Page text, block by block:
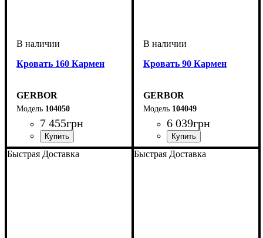
Кровать 160 Кармен
GERBOR
104050
7 455грн
Кровать 90 Кармен
GERBOR
104049
6 039грн
Быстрая Доставка Быстрая Доставка